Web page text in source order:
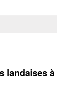
landaises à